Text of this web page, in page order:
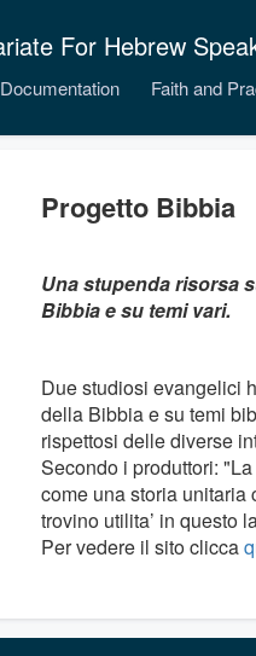
For Hebrew
Documentation Faith and
Progetto Bibbia
Una stupenda risorsa
Bibbia e su temi vari.
Due studiosi evangelici
della Bibbia e su temi
rispettosi delle diverse
Secondo i produttori:
come una storia unitaria
trovino utilita’ in questo
Per vedere il sito clicca